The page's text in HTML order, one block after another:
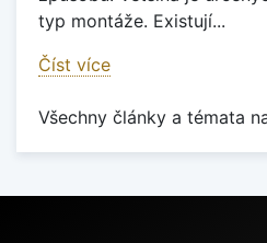
typ montáže. Existují...
Číst více
Všechny články a témata